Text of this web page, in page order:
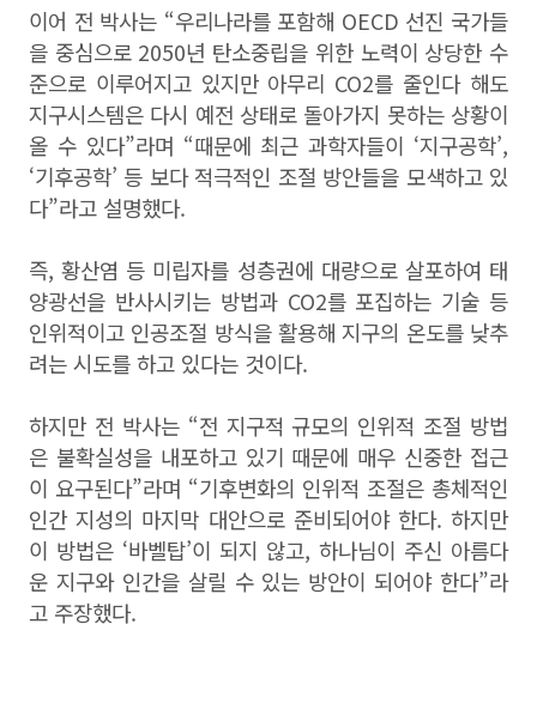
이어 전 박사는 “우리나라를 포함해 OECD 선진 국가들
을 중심으로 2050년 탄소중립을 위한 노력이 상당한 수
준으로 이루어지고 있지만 아무리 CO2를 줄인다 해도
지구시스템은 다시 예전 상태로 돌아가지 못하는 상황이
올 수 있다”라며 “때문에 최근 과학자들이 ‘지구공학’,
‘기후공학’ 등 보다 적극적인 조절 방안들을 모색하고 있
다”라고 설명했다.
즉,황산염 등 미립자를 성층권에 대량으로 살포하여 태
양광선을 반사시키는 방법과 CO2를 포집하는 기술 등
인위적이고 인공조절 방식을 활용해 지구의 온도를 낮추
려는 시도를 하고 있다는 것이다.
하지만 전 박사는 “전 지구적 규모의 인위적 조절 방법
은 불확실성을 내포하고 있기 때문에 매우 신중한 접근
이 요구된다”라며 “기후변화의 인위적 조절은 총체적인
인간 지성의 마지막 대안으로 준비되어야 한다.하지만
이 방법은 ‘바벨탑’이 되지 않고, 하나님이 주신 아름다
운 지구와 인간을 살릴 수 있는 방안이 되어야 한다”라
고 주장했다.